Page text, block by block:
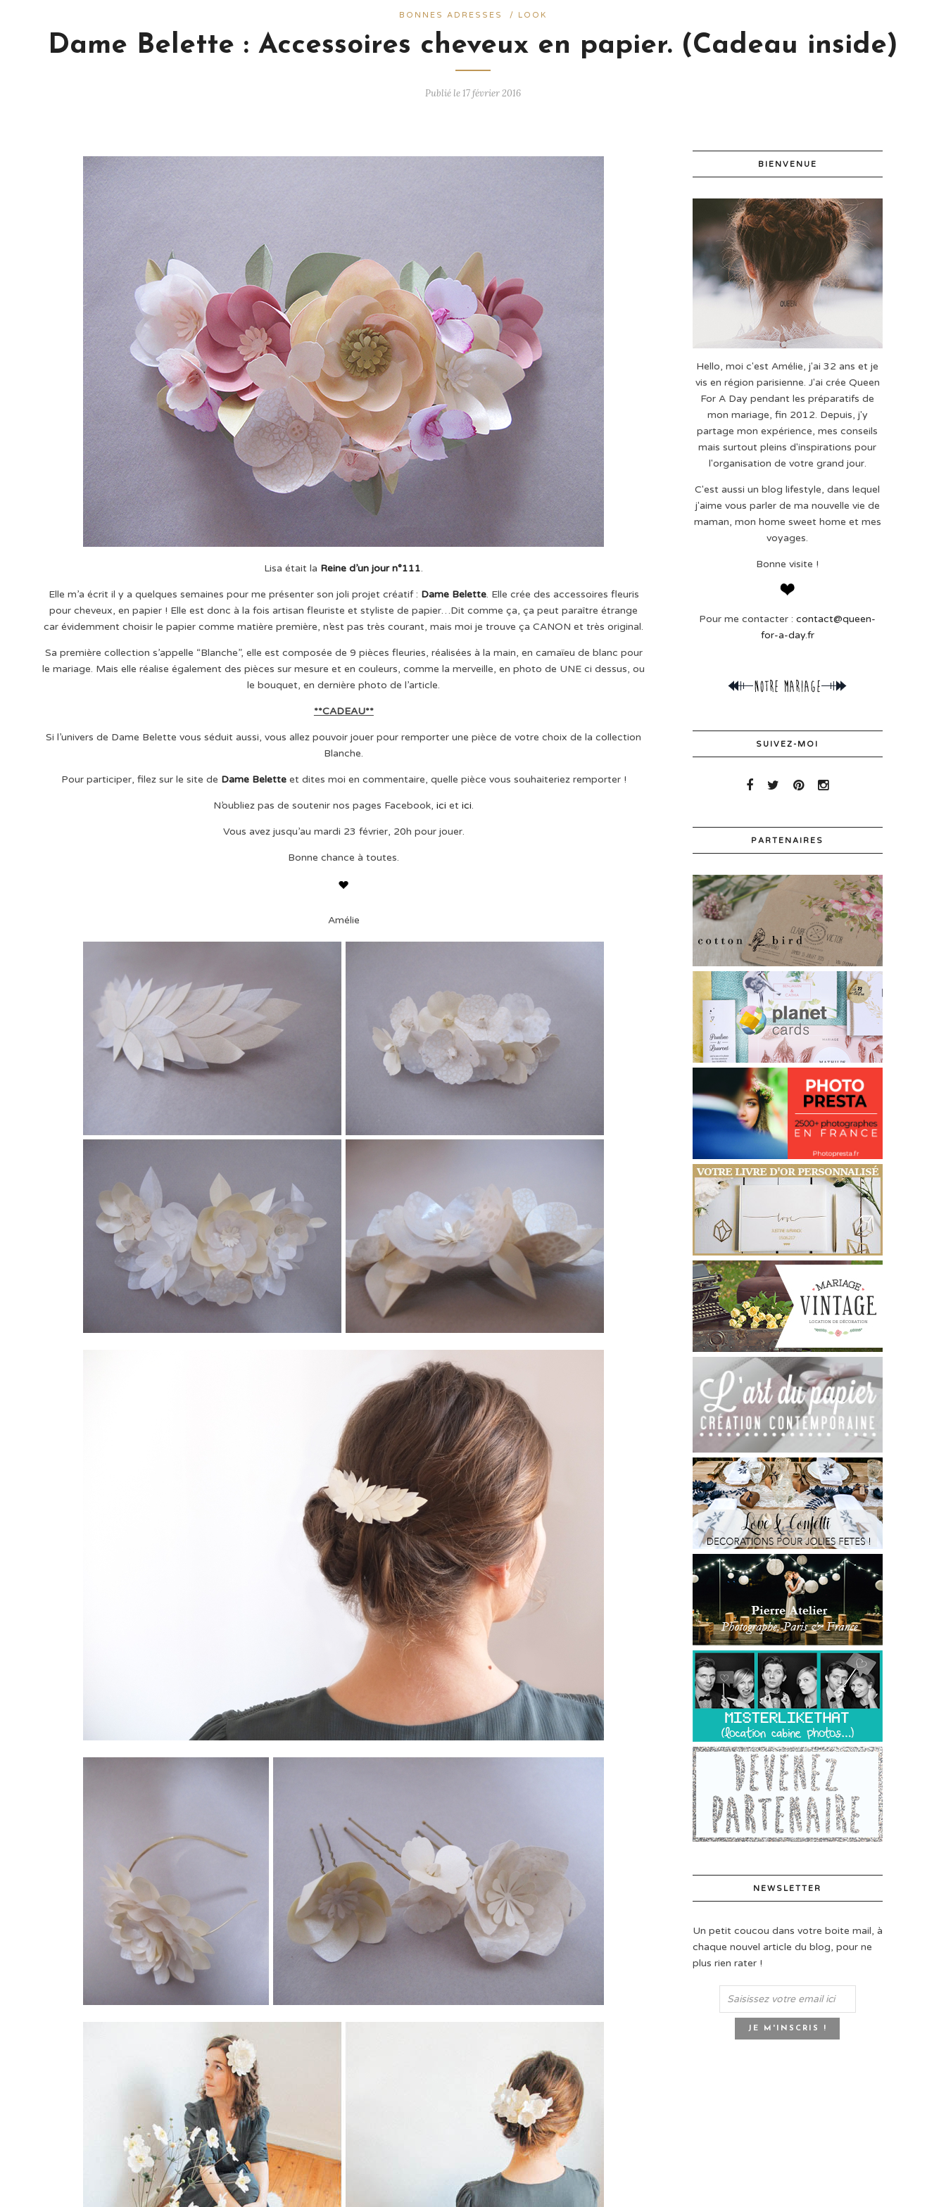
BONNES ADRESSES / LOOK
Dame Belette : Accessoires cheveux en papier. (Cadeau inside)
Publié le 17 février 2016
Lisa était la Reine d’un jour n°111.
Elle m’a écrit il y a quelques semaines pour me présenter son joli projet créatif : Dame Belette. Elle crée des accessoires fleuris
pour cheveux, en papier ! Elle est donc à la fois artisan fleuriste et styliste de papier…Dit comme ça, ça peut paraître étrange
car évidemment choisir le papier comme matière première, n’est pas très courant, mais moi je trouve ça CANON et très original.
Sa première collection s’appelle “Blanche”, elle est composée de 9 pièces fleuries, réalisées à la main, en camaïeu de blanc pour
le mariage. Mais elle réalise également des pièces sur mesure et en couleurs, comme la merveille, en photo de UNE ci dessus, ou
le bouquet, en dernière photo de l’article.
**CADEAU**
Si l’univers de Dame Belette vous séduit aussi, vous allez pouvoir jouer pour remporter une pièce de votre choix de la collection
Blanche.
Pour participer, filez sur le site de Dame Beletteet dites moi en commentaire, quelle pièce vous souhaiteriez remporter !
N’oubliez pas de soutenir nos pages Facebook,ici etici.
Vous avez jusqu’au mardi 23 février, 20h pour jouer.
Bonne chance à toutes.
Amélie
BIENVENUE
Hello, moi c'est Amélie, j'ai 32 ans et je
vis en région parisienne. J'ai crée Queen
For A Day pendant les préparatifs de
mon mariage, fin 2012. Depuis, j'y
partage mon expérience, mes conseils
mais surtout pleins d'inspirations pour
l'organisation de votre grand jour.
C'est aussi un blog lifestyle, dans lequel
j'aime vous parler de ma nouvelle vie de
maman, mon home sweet home et mes
voyages.
Bonne visite !
Pour me contacter :contact@queen-
for-a-day.fr
SUIVEZ-MOI
PARTENAIRES
NEWSLETTER
Un petit coucou dans votre boite mail, à
chaque nouvel article du blog, pour ne
plus rien rater !